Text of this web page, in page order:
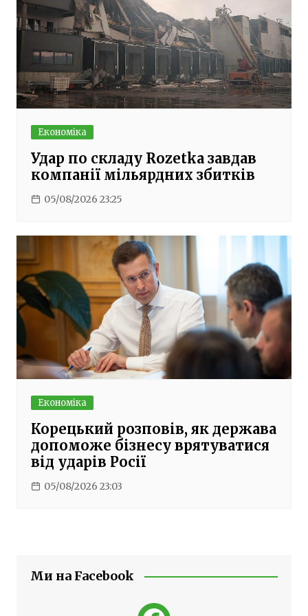
Економіка
Удар по складу Rozetka завдав
компанії мільярдних збитків
05/08/2026 23:25
Економіка
Корецький розповів, як держава
допоможе бізнесу врятуватися
від ударів Росії
05/08/2026 23:03
Ми на Facebook